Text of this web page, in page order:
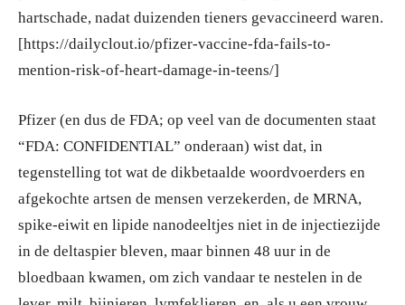
hartschade, nadat duizenden tieners gevaccineerd waren.
[https://dailyclout.io/pfizer-vaccine-fda-fails-to-
mention-risk-of-heart-damage-in-teens/]
Pfizer (en dus de FDA; op veel van de documenten staat
“FDA: CONFIDENTIAL” onderaan) wist dat, in
tegenstelling tot wat de dikbetaalde woordvoerders en
afgekochte artsen de mensen verzekerden, de MRNA,
spike-eiwit en lipide nanodeeltjes niet in de injectiezijde
in de deltaspier bleven, maar binnen 48 uur in de
bloedbaan kwamen, om zich vandaar te nestelen in de